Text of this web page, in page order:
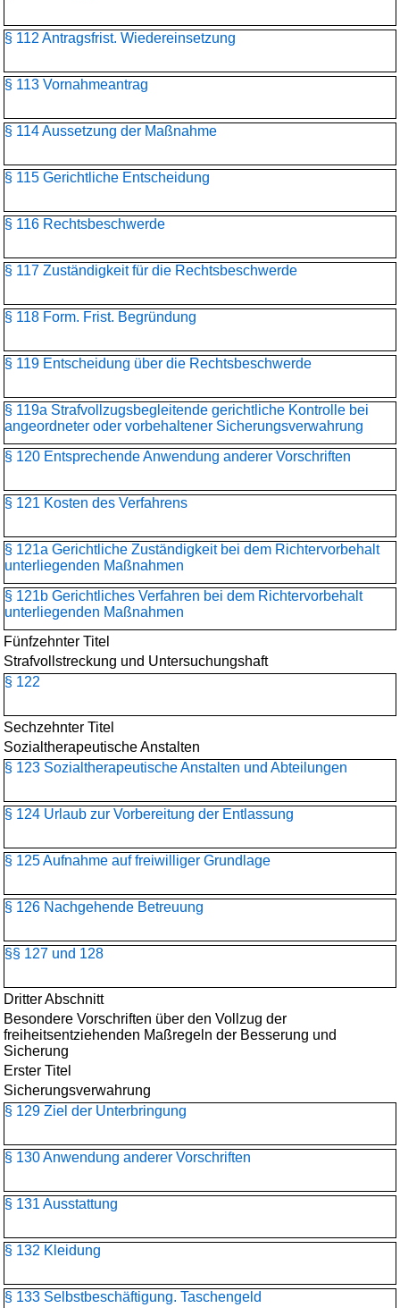
§ 112 Antragsfrist. Wiedereinsetzung
§ 113 Vornahmeantrag
§ 114 Aussetzung der Maßnahme
§ 115 Gerichtliche Entscheidung
§ 116 Rechtsbeschwerde
§ 117 Zuständigkeit für die Rechtsbeschwerde
§ 118 Form. Frist. Begründung
§ 119 Entscheidung über die Rechtsbeschwerde
§ 119a Strafvollzugsbegleitende gerichtliche Kontrolle bei
angeordneter oder vorbehaltener Sicherungsverwahrung
§ 120 Entsprechende Anwendung anderer Vorschriften
§ 121 Kosten des Verfahrens
§ 121a Gerichtliche Zuständigkeit bei dem Richtervorbehalt
unterliegenden Maßnahmen
§ 121b Gerichtliches Verfahren bei dem Richtervorbehalt
unterliegenden Maßnahmen
Fünfzehnter Titel
Strafvollstreckung und Untersuchungshaft
§ 122
Sechzehnter Titel
Sozialtherapeutische Anstalten
§ 123 Sozialtherapeutische Anstalten und Abteilungen
§ 124 Urlaub zur Vorbereitung der Entlassung
§ 125 Aufnahme auf freiwilliger Grundlage
§ 126 Nachgehende Betreuung
§§ 127 und 128
Dritter Abschnitt
Besondere Vorschriften über den Vollzug der
freiheitsentziehenden Maßregeln der Besserung und
Sicherung
Erster Titel
Sicherungsverwahrung
§ 129 Ziel der Unterbringung
§ 130 Anwendung anderer Vorschriften
§ 131 Ausstattung
§ 132 Kleidung
§ 133 Selbstbeschäftigung. Taschengeld